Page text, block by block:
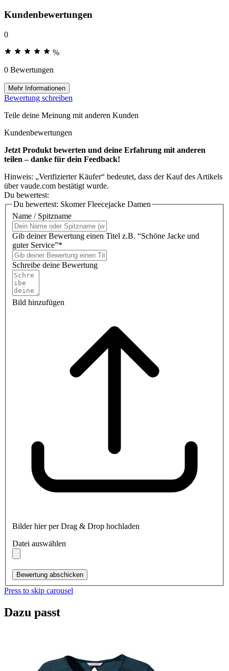
Kundenbewertungen
0
%
0 Bewertungen
Mehr Informationen
Bewertung schreiben
Teile deine Meinung mit anderen Kunden
Kundenbewertungen
Jetzt Produkt bewerten und deine Erfahrung mit anderen
teilen – danke für dein Feedback!
Hinweis: „Verifizierter Käufer“ bedeutet, dass der Kauf des Artikels
über vaude.com bestätigt wurde.
Du bewertest:
Du bewertest: Skomer Fleecejacke Damen
Name / Spitzname
Gib deiner Bewertung einen Titel z.B. “Schöne Jacke und
guter Service”*
Schreibe deine Bewertung
Bild hinzufügen
Bilder hier per Drag & Drop hochladen
Datei auswählen
Bewertung abschicken
Press to skip carousel
Dazu passt